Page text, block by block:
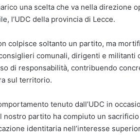
una scelta che va nella direzione
l’UDC della provincia di Lecce.
colpisce soltanto un partito, ma
comunali, dirigenti e militanti
di responsabilità, contribuendo
sul territorio.
tenuto dall’UDC in
nostro partito ha compiuto un
identitaria nell’interesse